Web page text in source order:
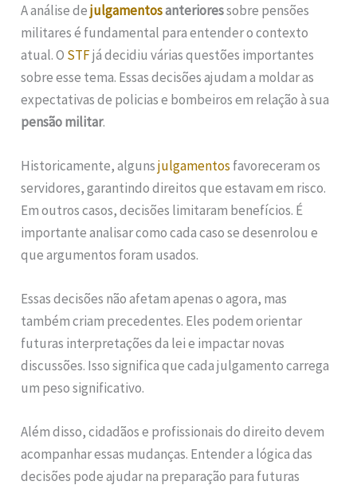
A análise dejulgamentosanterioressobre pensões
militares é fundamental para entender o contexto
atual. O STFjá decidiu várias questões importantes
sobre esse tema. Essas decisões ajudam a moldar as
expectativas de policias e bombeiros em relação à sua
pensão militar.
Historicamente, algunsjulgamentos favoreceram os
servidores, garantindo direitos que estavam em risco.
Em outros casos, decisões limitaram benefícios. É
importante analisar como cada caso se desenrolou e
que argumentos foram usados.
Essas decisões não afetam apenas o agora, mas
também criam precedentes. Eles podem orientar
futuras interpretações da lei e impactar novas
discussões. Isso significa que cada julgamento carrega
um peso significativo.
Além disso, cidadãos e profissionais do direito devem
acompanhar essas mudanças. Entender a lógica das
decisões pode ajudar na preparação para futuras